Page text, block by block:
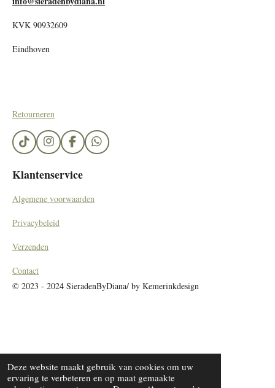
Deze website maakt gebruik van cookies om uw
ervaring te verbeteren en op maat gemaakte
KVK 90932609
Eindhoven
Retourneren
T
i
T
k
I
n
t
g
a
F
a
c
e
o
W
h
Klantenservice
Algemene voorwaarden
Privacybeleid
Verzenden
Contact
© 2023 - 2024 SieradenByDiana/ by Kemerinkdesign